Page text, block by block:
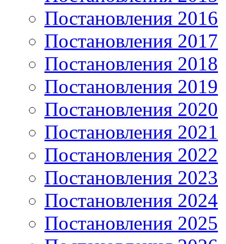
Постановления 2016
Постановления 2017
Постановления 2018
Постановления 2019
Постановления 2020
Постановления 2021
Постановления 2022
Постановления 2023
Постановления 2024
Постановления 2025